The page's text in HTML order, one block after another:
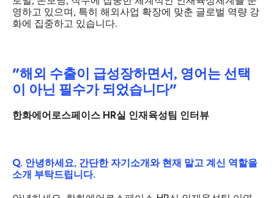
영하고 있으며, 특히 해외사업 확장에 맞춘 글로벌 역량 강
화에 집중하고 있습니다.
"해외 수출이 급성장하면서, 영어는 선택
이 아닌 필수가 되었습니다"
한화에어로스페이스 HR실 인재육성팀 인터뷰
Q. 안녕하세요, 간단한 자기소개와 현재 맡고 계신 역할을
소개 부탁드립니다.